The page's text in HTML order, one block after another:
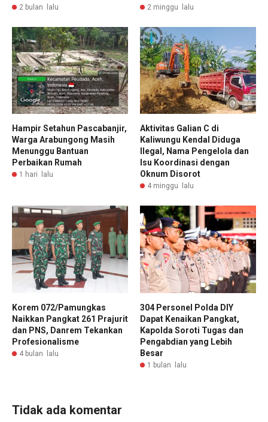
2 bulan lalu 2 minggu lalu
Hampir Setahun Pascabanjir,
Warga Arabungong Masih
Menunggu Bantuan
Perbaikan Rumah
1 hari lalu
Aktivitas Galian C di
Kaliwungu Kendal Diduga
Ilegal, Nama Pengelola dan
Isu Koordinasi dengan
Oknum Disorot
4 minggu lalu
Korem 072/Pamungkas
Naikkan Pangkat 261 Prajurit
dan PNS, Danrem Tekankan
Profesionalisme
4 bulan lalu
304 Personel Polda DIY
Dapat Kenaikan Pangkat,
Kapolda Soroti Tugas dan
Pengabdian yang Lebih
Besar
1 bulan lalu
Tidak ada komentar